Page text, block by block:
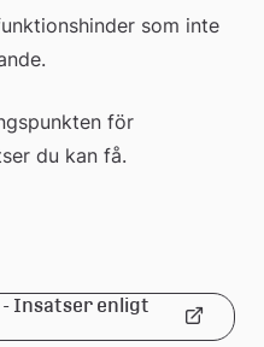
som inte
för
du kan få.
Insatser enligt